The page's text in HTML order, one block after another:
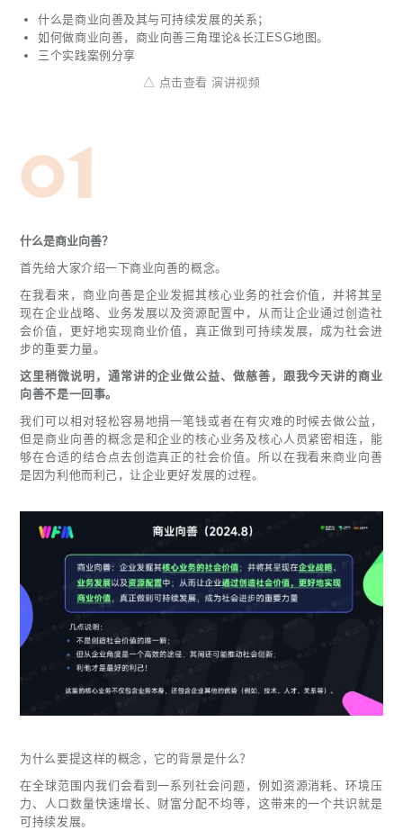
什么是商业向善及其与可持续发展的关系；
如何做商业向善，商业向善三角理论&长江ESG地图。
三个实践案例分享
△ 点击查看 演讲视频
什么是商业向善？
首先给大家介绍一下商业向善的概念。
在我看来，商业向善是企业发掘其核心业务的社会价值，并将其呈
现在企业战略、业务发展以及资源配置中，从而让企业通过创造社
会价值，更好地实现商业价值，真正做到可持续发展，成为社会进
步的重要力量。
这里稍微说明，通常讲的企业做公益、做慈善，跟我今天讲的商业
向善不是一回事。
我们可以相对轻松容易地捐一笔钱或者在有灾难的时候去做公益，
但是商业向善的概念是和企业的核心业务及核心人员紧密相连，能
够在合适的结合点去创造真正的社会价值。所以在我看来商业向善
是因为利他而利己，让企业更好发展的过程。
为什么要提这样的概念，它的背景是什么？
在全球范围内我们会看到一系列社会问题，例如资源消耗、环境压
力、人口数量快速增长、财富分配不均等，这带来的一个共识就是
可持续发展。